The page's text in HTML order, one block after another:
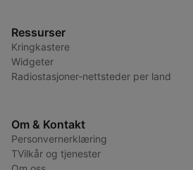
Ressurser
Kringkastere
Widgeter
Radiostasjoner-nettsteder per land
Om & Kontakt
Personvernerklæring
TVilkår og tjenester